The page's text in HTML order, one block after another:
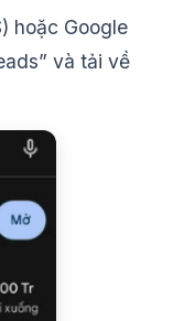
hoặc Google
và tải về